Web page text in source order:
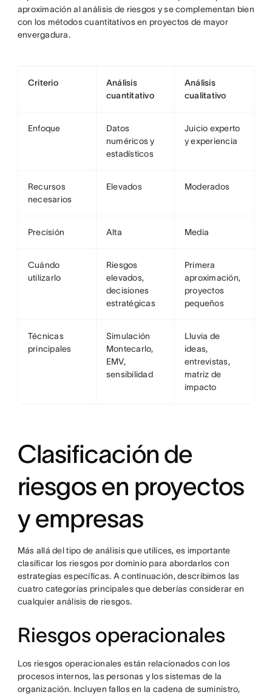
aproximación al análisis de riesgos y se complementan bien
con los métodos cuantitativos en proyectos de mayor
envergadura.
Criterio
Análisis
cuantitativo
Análisis
cualitativo
Enfoque
Datos
numéricos y
estadísticos
Juicio experto
y experiencia
Recursos
necesarios
Elevados Moderados
Precisión Alta Media
Cuándo
utilizarlo
Riesgos
elevados,
decisiones
estratégicas
Primera
aproximación,
proyectos
pequeños
Técnicas
principales
Simulación
Montecarlo,
EMV,
sensibilidad
Lluvia de
ideas,
entrevistas,
matriz de
impacto
Clasificación de
riesgos en proyectos
y empresas
Más allá del tipo de análisis que utilices, es importante
clasificar los riesgos por dominio para abordarlos con
estrategias específicas. A continuación, describimos las
cuatro categorías principales que deberías considerar en
cualquier análisis de riesgos.
Riesgos operacionales
Los riesgos operacionales están relacionados con los
procesos internos, las personas y los sistemas de la
organización. Incluyen fallos en la cadena de suministro,